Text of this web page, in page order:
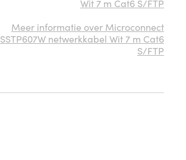
Wit 7 m Cat6 S/FTP
Meer informatie over Microconnect
SSTP607W netwerkkabel Wit 7 m Cat6
S/FTP